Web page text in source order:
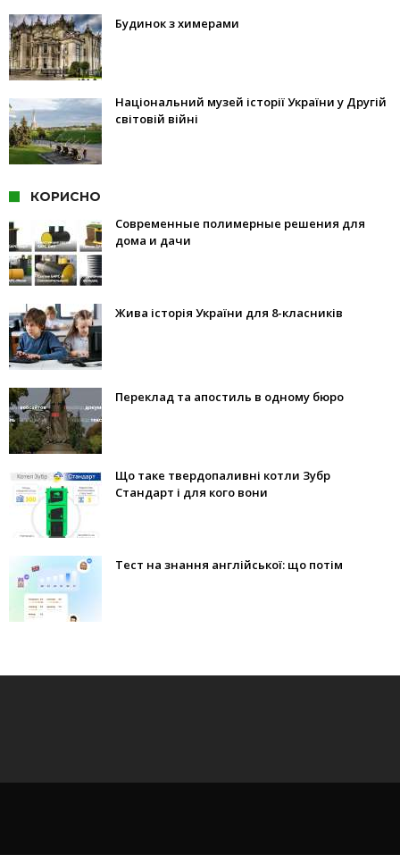
Будинок з химерами
Національний музей історії України у Другій
світовій війні
КОРИСНО
Современные полимерные решения для
дома и дачи
Жива історія України для 8-класників
Переклад та апостиль в одному бюро
Що таке твердопаливні котли Зубр
Стандарт і для кого вони
Тест на знання англійської: що потім